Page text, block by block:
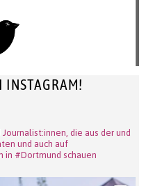
INSTAGRAM!
die aus der und
und auch auf
#Dortmund schauen